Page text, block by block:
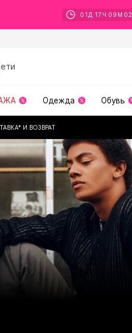
01 Д 17 Ч 09 М 00
Одежда Обувь
И ВОЗВРАТ